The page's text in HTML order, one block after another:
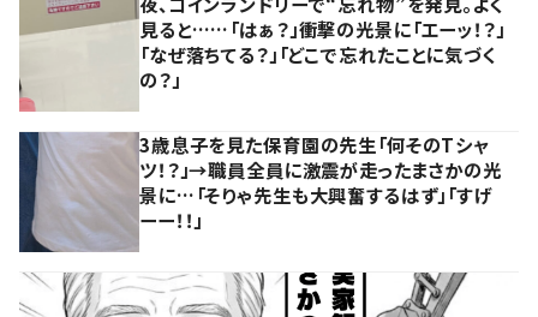
見ると……「はぁ？」衝撃の光景に「エーッ！？」
「なぜ落ちてる？」「どこで忘れたことに気づく
の？」
3歳息子を見た保育園の先生「何そのTシャ
ツ！？」→職員全員に激震が走ったまさかの光
景に…「そりゃ先生も大興奮するはず」「すげ
ーー！！」